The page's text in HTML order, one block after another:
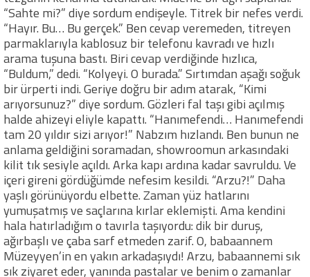
“Sahte mi?” diye sordum endişeyle. Titrek bir nefes verdi.
“Hayır. Bu… Bu gerçek.” Ben cevap veremeden, titreyen
parmaklarıyla kablosuz bir telefonu kavradı ve hızlı
arama tuşuna bastı. Biri cevap verdiğinde hızlıca,
“Buldum,” dedi. “Kolyeyi. O burada.” Sırtımdan aşağı soğuk
bir ürperti indi. Geriye doğru bir adım atarak, “Kimi
arıyorsunuz?” diye sordum. Gözleri fal taşı gibi açılmış
halde ahizeyi eliyle kapattı. “Hanımefendi… Hanımefendi
tam 20 yıldır sizi arıyor!” Nabzım hızlandı. Ben bunun ne
anlama geldiğini soramadan, showroomun arkasındaki
kilit tık sesiyle açıldı. Arka kapı ardına kadar savruldu. Ve
içeri gireni gördüğümde nefesim kesildi. “Arzu?!” Daha
yaşlı görünüyordu elbette. Zaman yüz hatlarını
yumuşatmış ve saçlarına kırlar eklemişti. Ama kendini
hala hatırladığım o tavırla taşıyordu: dik bir duruş,
ağırbaşlı ve çaba sarf etmeden zarif. O, babaannem
Müzeyyen’in en yakın arkadaşıydı! Arzu, babaannemi sık
sık ziyaret eder, yanında pastalar ve benim o zamanlar